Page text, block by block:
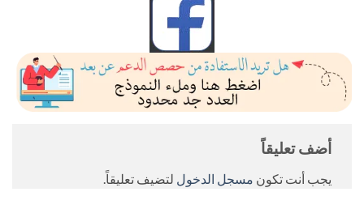
أضف تعليقاً
يجب أنت تكون مسجل الدخول لتضيف تعليقاً.